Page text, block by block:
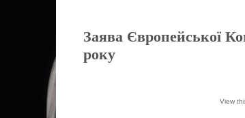
Заява Європейської
року
View